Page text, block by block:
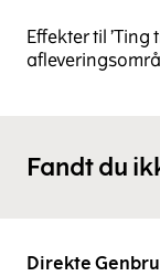
Effekter til ’Ting
Fandt du
Direkte